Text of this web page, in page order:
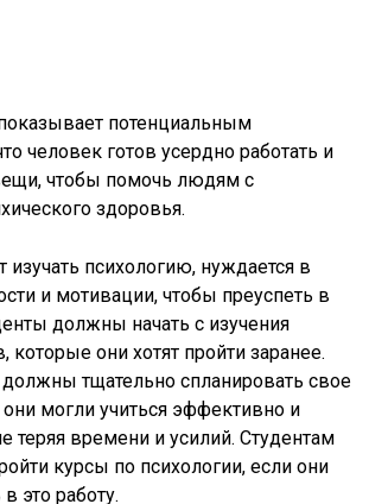
потенциальным
человек готов усердно работать и
чтобы помочь людям с
здоровья.
изучать психологию, нуждается в
и мотивации, чтобы преуспеть в
должны начать с изучения
которые они хотят пройти заранее.
должны тщательно спланировать свое
могли учиться эффективно и
теряя времени и усилий. Студентам
курсы по психологии, если они
это работу.